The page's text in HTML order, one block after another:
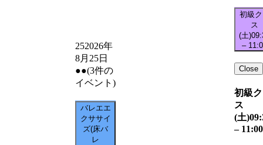
252026年
8月25日
●●(3件の
イベント)
バレエエ
クササイ
ズ(床バ
レ
初級
ス
(土)
–
Close
初級
ス
(土)
– 11:00